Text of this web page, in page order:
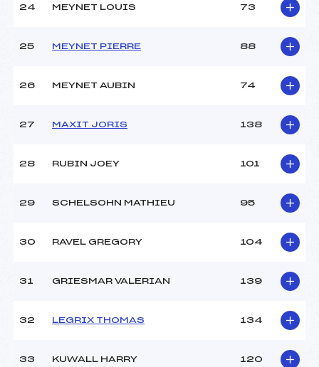
24 MEYNET LOUIS 73
25 MEYNET PIERRE 88
26 MEYNET AUBIN 74
27 MAXIT JORIS 138
28 RUBIN JOEY 101
29 SCHELSOHN MATHIEU 95
30 RAVEL GREGORY 104
31 GRIESMAR VALERIAN 139
32 LEGRIX THOMAS 134
33 KUWALL HARRY 120